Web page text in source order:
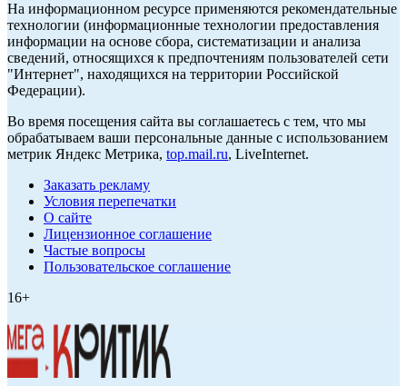
На информационном ресурсе применяются рекомендательные
технологии (информационные технологии предоставления
информации на основе сбора, систематизации и анализа
сведений, относящихся к предпочтениям пользователей сети
"Интернет", находящихся на территории Российской
Федерации).
Во время посещения сайта вы соглашаетесь с тем, что мы
обрабатываем ваши персональные данные с использованием
метрик Яндекс Метрика, top.mail.ru, LiveInternet.
Заказать рекламу
Условия перепечатки
О сайте
Лицензионное соглашение
Частые вопросы
Пользовательское соглашение
16+